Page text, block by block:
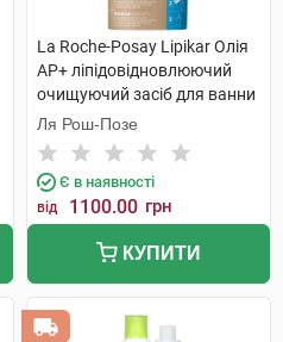
La Roche-Posay Lipikar Олія
AP+ ліпідовідновлюючий
очищуючий засіб для ванни
та душу 400 мл + рефіл 400
мл 1 набір
Ля Рош-Позе
Є в наявності
від 1100.00 грн
КУПИТИ